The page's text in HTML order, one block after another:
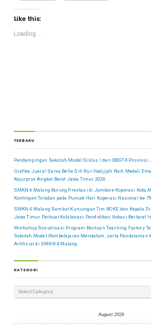
Like this:
Loading...
TERBARU
Pendampingan Sekolah Model Siklus I dari BBGTK Provinsi
Grafika Juara! Salsa Bella Siti Nur Hadjijah Raih Medali
Kejurprov Angkat Berat Jawa Timur 2026
SMKN 4 Malang Borong Prestasi di Jambore Koperasi Kota
Kontingen Teladan pada Puncak Hari Koperasi Nasional ke-79
SMKN 4 Malang Sambut Kunjungan Tim BOKE dan Kepala
Jawa Timur Perkuat Kolaborasi Pendidikan Vokasi Bertaraf
Workshop Sosialisasi Program Bantuan Teaching Factory
Sekolah Model Pembelajaran Mendalam, serta Pendalaman
Artifisial di SMKN 4 Malang
KATEGORI
August 2026